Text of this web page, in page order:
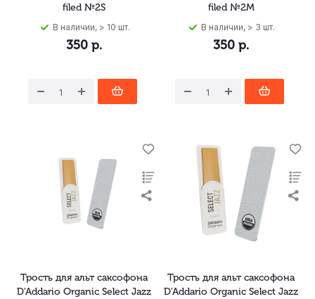
filed №2S
В наличии, > 10 шт.
350 р.
filed №2M
В наличии, > 3 шт.
350 р.
Трость для альт саксофона
D'Addario Organic Select Jazz
Трость для альт саксофона
D'Addario Organic Select Jazz